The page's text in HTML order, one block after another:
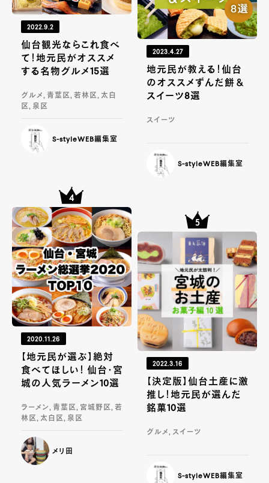
2022.9.2
仙台観光ならこれ食べ
て！地元民がオススメ
する名物グルメ15選
グルメ, 青葉区, 若林区, 太白
区, 泉区
S-styleWEB編集室
2023.4.27
地元民が教える！仙台
のオススメずんだ餅＆
スイーツ8選
スイーツ
S-styleWEB編集室
2020.11.26
【地元民が選ぶ】絶対
食べてほしい！ 仙台・宮
城の人気ラーメン10選
ラーメン, 青葉区, 宮城野区, 若
林区, 太白区, 泉区
メリ田
2022.3.16
【決定版】仙台土産に激
推し！地元民が選んだ
銘菓10選
グルメ, スイーツ
S-styleWEB編集室